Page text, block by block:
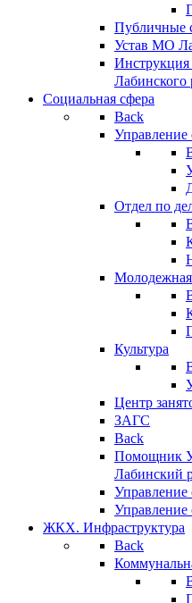
Публичные
Устав МО
Инструкция
Лабинского
Социальная сфера
Back
Управление
Отдел по
Культура
Центр
ЗАГС
Back
Помощник
Лабинский
Управление
Управление
ЖКХ. Инфраструктура
Back